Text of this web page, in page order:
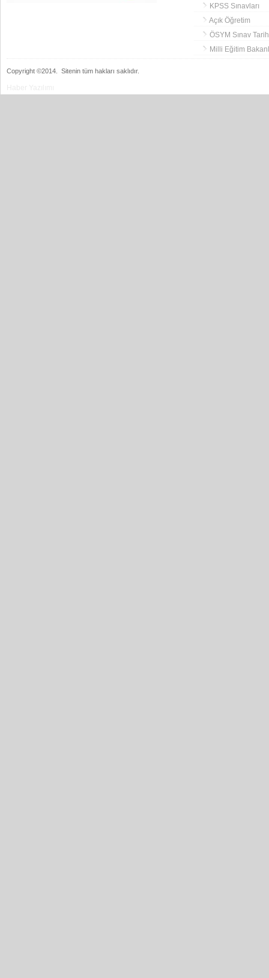
KPSS Sınavları
Açık Öğretim
ÖSYM Sınav
Milli Eğitim
Copyright ©2014. Sitenin tüm hakları saklıdır.